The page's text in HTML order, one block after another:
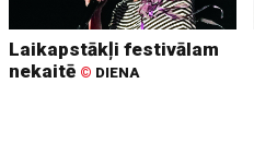
Laikapstākļi festivālam
nekaitē © DIENA